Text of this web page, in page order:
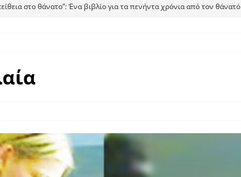
στο θάνατο”: Ένα βιβλίο για τα πενήντα χρόνια από τον θάνατό
ποιος κοροϊδεύει ποιον Αλέξη
ότι δεν υπάρχει παρακολούθηση και κέντρο το οποίο
θερμά όσους σπεύδουν να το ενισχύσουν – Συνεχίζουμε
των εκλογών
ΑΝΑΓΝΩΣΕΙΣ